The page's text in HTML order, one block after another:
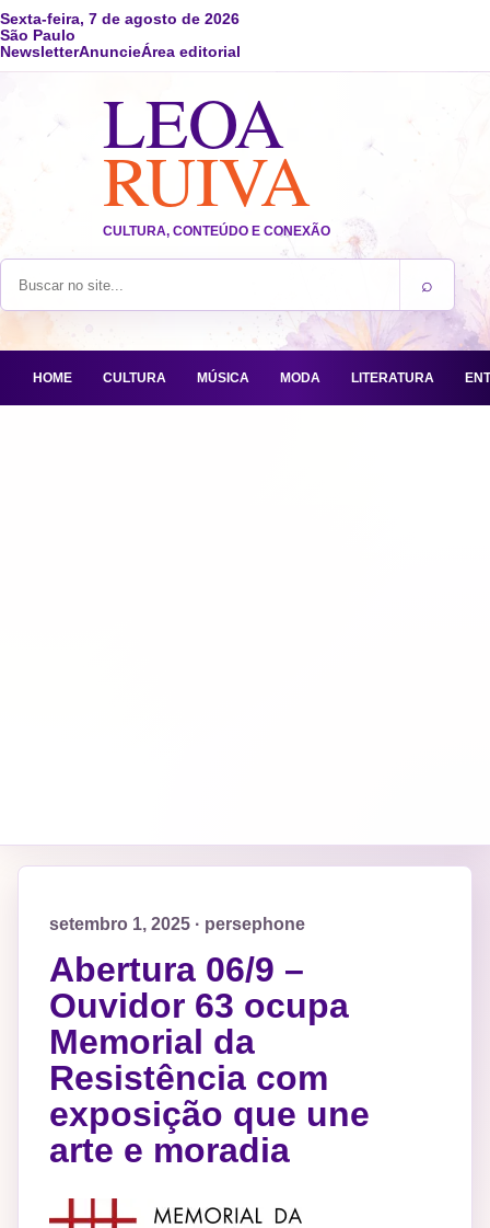
Sexta-feira, 7 de agosto de 2026
São Paulo
NewsletterAnuncieÁrea editorial
LEOA
RUIVA
CULTURA, CONTEÚDO E CONEXÃO
Buscar no site ⌕
HOME CULTURA MÚSICA MODA LITERATURA
setembro 1, 2025 · persephone
Abertura 06/9 –
Ouvidor 63 ocupa
Memorial da
Resistência com
exposição que une
arte e moradia